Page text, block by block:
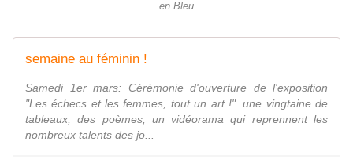
en Bleu
semaine au féminin !
Samedi 1er mars: Cérémonie d'ouverture de l'exposition
"Les échecs et les femmes, tout un art !". une vingtaine de
tableaux, des poèmes, un vidéorama qui reprennent les
nombreux talents des jo...